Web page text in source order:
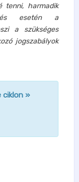
tenni, harmadik
esetén a
a szükséges
jogszabályok
ciklon »